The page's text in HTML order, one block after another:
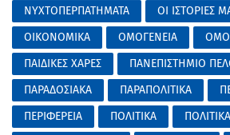
ΝΥΧΤΟΠΕΡΠΑΤΗΜΑΤΑ
ΟΙ ΙΣΤΟΡΙΕΣ
ΟΙΚΟΝΟΜΙΚΑ
ΟΜΟΓΕΝΕΙΑ
ΠΑΙΔΙΚΕΣ ΧΑΡΕΣ
ΠΑΝΕΠΙΣΤΗΜΙΟ
ΠΑΡΑΔΟΣΙΑΚΑ
ΠΑΡΑΠΟΛΙΤΙΚΑ
ΠΕΡΙΦΕΡΕΙΑ
ΠΟΛΙΤΙΚΑ